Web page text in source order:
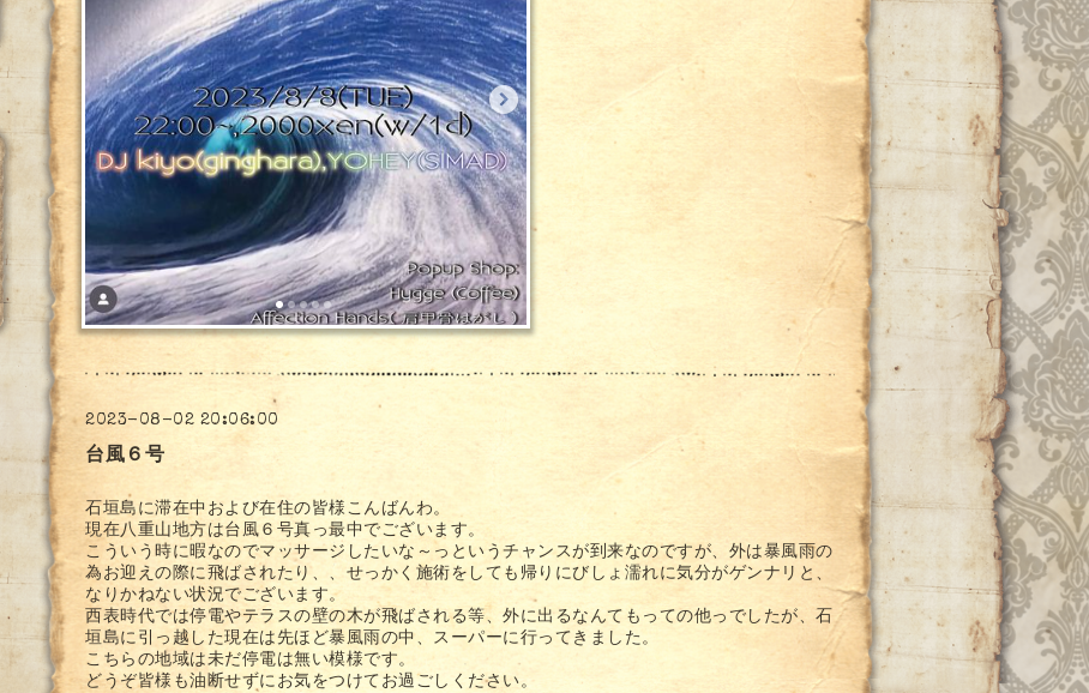
2023-08-02 20:06:00
台風６号
石垣島に滞在中および在住の皆様こんばんわ。
現在八重山地方は台風６号真っ最中でございます。
こういう時に暇なのでマッサージしたいな～っというチャンスが到来なのですが、外は暴風雨の
為お迎えの際に飛ばされたり、、せっかく施術をしても帰りにびしょ濡れに気分がゲンナリと、
なりかねない状況でございます。
西表時代では停電やテラスの壁の木が飛ばされる等、外に出るなんてもっての他っでしたが、石
垣島に引っ越した現在は先ほど暴風雨の中、スーパーに行ってきました。
こちらの地域は未だ停電は無い模様です。
どうぞ皆様も油断せずにお気をつけてお過ごしください。